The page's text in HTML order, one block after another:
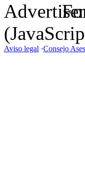
Aviso legal ·Consejo